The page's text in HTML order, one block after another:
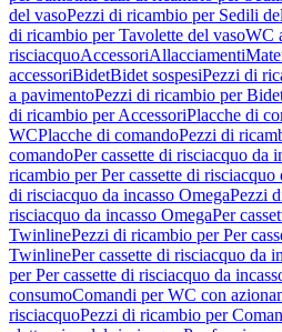
del vasoPezzi di ricambio per Sedili
di ricambio per Tavolette del vasoWC
risciacquoAccessoriAllacciamenti
accessoriBidetBidet sospesiPezzi di
a pavimentoPezzi di ricambio per
di ricambio per AccessoriPlacche di
WCPlacche di comandoPezzi di
comandoPer cassette di risciacquo da
ricambio per Per cassette di risciacquo
di risciacquo da incasso OmegaPezzi
risciacquo da incasso OmegaPer
TwinlinePezzi di ricambio per Per
TwinlinePer cassette di risciacquo da
per Per cassette di risciacquo da
consumoComandi per WC con
risciacquoPezzi di ricambio per